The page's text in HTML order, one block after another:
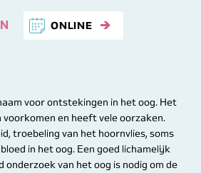
ONLINE
voor ontstekingen in het oog. Het
voorkomen en heeft vele oorzaken.
troebeling van het hoornvlies, soms
in het oog. Een goed lichamelijk
van het oog is nodig om de